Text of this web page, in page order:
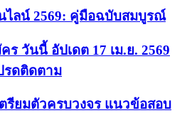
ไลน์ 2569: คู่มือฉบับสมบูรณ์
ร วันนี้ อัปเดต 17 เม.ย. 2569
รดติดตาม
รียมตัวครบวงจร แนวข้อสอบ